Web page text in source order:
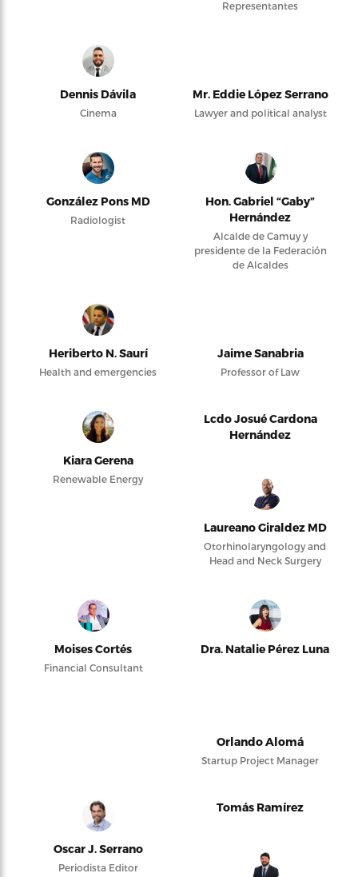
Representantes
Dennis Dávila
Cinema
Mr. Eddie López Serrano
Lawyer and political analyst
González Pons MD
Radiologist
Hon. Gabriel “Gaby”
Hernández
Alcalde de Camuy y
presidente de la Federación
de Alcaldes
Heriberto N. Saurí
Health and emergencies
Jaime Sanabria
Professor of Law
Kiara Gerena
Renewable Energy
Lcdo Josué Cardona
Hernández
Laureano Giraldez MD
Otorhinolaryngology and
Head and Neck Surgery
Moises Cortés
Financial Consultant
Dra. Natalie Pérez Luna
Orlando Alomá
Startup Project Manager
Oscar J. Serrano
Periodista Editor
Tomás Ramírez